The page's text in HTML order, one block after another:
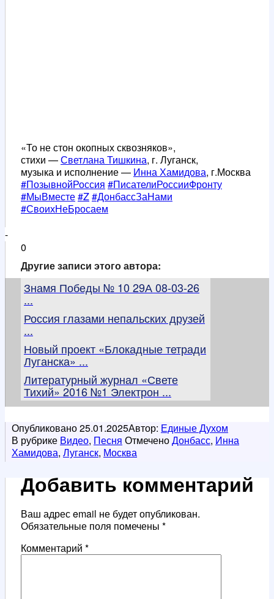
«То не стон окопных сквозняков»,
стихи —Светлана Тишкина, г. Луганск,
музыка и исполнение — Инна Хамидова, г.Москва
#ПозывнойРоссия #ПисателиРоссииФронту
#МыВместе#Z#ДонбассЗаНами
#СвоихНеБросаем
-
0
Другие записи этого автора:
Знамя Победы № 10 29А 08-03-26
...
Россия глазами непальских друзей
...
Новый проект «Блокадные тетради
Луганска» ...
Литературный журнал «Свете
Тихий» 2016 №1 Электрон ...
Опубликовано25.01.2025Автор: Единые Духом
В рубрике Видео, Песня ОтмеченоДонбасс, Инна
Хамидова, Луганск, Москва
Добавить комментарий
Ваш адрес email не будет опубликован.
Обязательные поля помечены *
Комментарий *